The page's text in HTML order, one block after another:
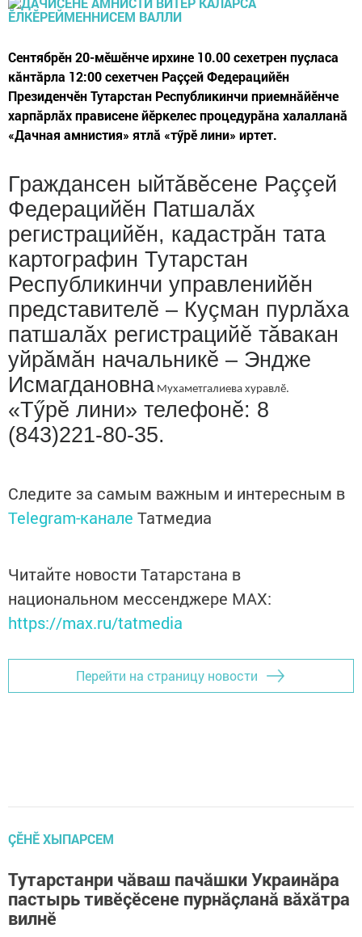
Сентябрӗн 20-мӗшӗнче ирхине 10.00 сехетрен пуçласа
кăнтăрла 12:00 сехетчен Раççей Федерацийӗн
Президенчӗн Тутарстан Республикинчи приемнăйӗнче
харпăрлăх прависене йӗркелес процедурăна халалланă
«Дачная амнистия» ятлă «тӳрӗ лини» иртет.
Граждансен ыйтăвӗсене Раççей
Федерацийӗн Патшалăх
регистрацийӗн, кадастрăн тата
картографин Тутарстан
Республикинчи управленийӗн
представителӗ – Куçман пурлăха
патшалăх регистрацийӗ тăвакан
уйрăмăн начальникӗ – Эндже
Исмагдановна Мухаметгалиева хуравлӗ.
«Тӳрӗ лини» телефонӗ: 8
(843)221-80-35.
Следите за самым важным и интересным в
Telegram-канале Татмедиа
Читайте новости Татарстана в
национальном мессенджере MАХ:
https://max.ru/tatmedia
Перейти на страницу новости
ÇӖНӖ ХЫПАРСЕМ
Тутарстанри чăваш пачăшки Украинăра
пастырь тивӗçӗсене пурнăçланă вăхăтра
вилнӗ